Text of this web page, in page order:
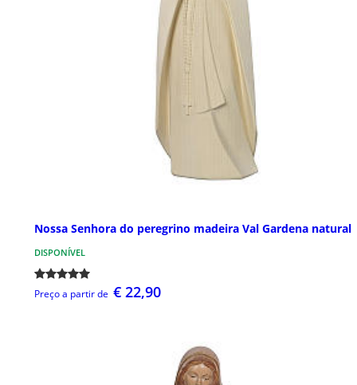
Nossa Senhora do peregrino madeira Val Gardena natural
DISPONÍVEL
Preço a partir de € 22,90